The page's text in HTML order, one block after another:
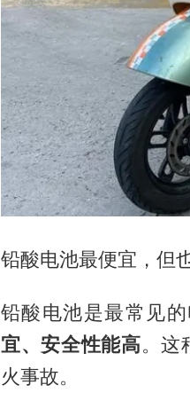
铅酸电池最便宜，但
铅酸电池是最常见
宜、安全性能高。这
火事故。